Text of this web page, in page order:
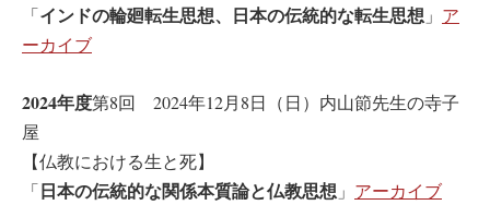
「インドの輪廻転生思想、日本の伝統的な転生思想 」 ア
ーカイブ
2024年度第8回 2024年12月8日（日）内山節先生の寺子
屋
【仏教における生と死】
「日本の伝統的な関係本質論と仏教思想 」 アーカイブ